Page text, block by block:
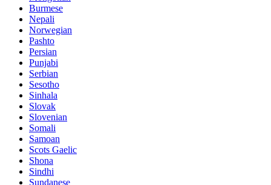
Burmese
Nepali
Norwegian
Pashto
Persian
Punjabi
Serbian
Sesotho
Sinhala
Slovak
Slovenian
Somali
Samoan
Scots Gaelic
Shona
Sindhi
Sundanese